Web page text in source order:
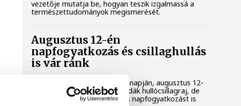
vezetője mutatja be, hogyan teszik izgalmassá a
természettudományok megismerését.
Augusztus 12-én
napfogyatkozás és csillaghullás
is vár ránk
Az év legsűrűbb csillagászati napján, augusztus 12-
én éjjel tetőzik majd a Perseidák hullócsillagraj, de
ugyanezen a napon részleges napfogyatkozást is